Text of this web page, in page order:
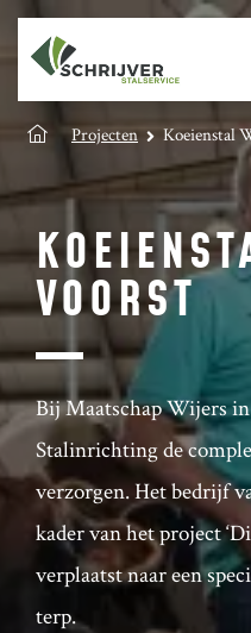
Projecten Koeienstal
VOORST
Bij Maatschap Wijers
Stalinrichting de
verzorgen. Het bedrijf
kader van het project
verplaatst naar een
terp.